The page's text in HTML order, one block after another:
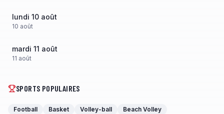
lundi 10 août
10 août
mardi 11 août
11 août
SPORTS POPULAIRES
Football Basket Volley-ball
Beach Volley